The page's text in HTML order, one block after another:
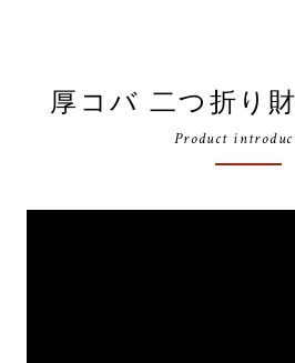
厚コバ 二つ折り
Product